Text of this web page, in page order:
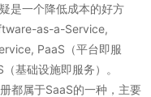
是一个降低成本的好方
as-a-Service,
PaaS（平台即服
基础设施即服务）。
都属于SaaS的一种，主要